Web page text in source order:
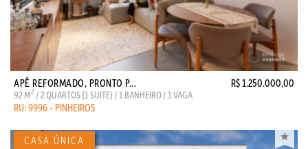
APÊ REFORMADO, PRONTO P... R$ 1.250.000,00
92 M2 / 2 QUARTOS (1 SUITE) / 1 BANHEIRO / 1 VAGA
RU: 9996 - PINHEIROS